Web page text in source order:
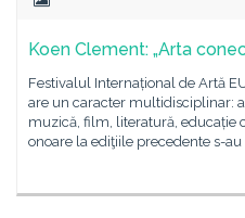
Koen Clement: „Arta
Festivalul Internațional de Artă
are un caracter multidisciplinar:
muzică, film, literatură, educație
onoare la ediţiile precedente s-